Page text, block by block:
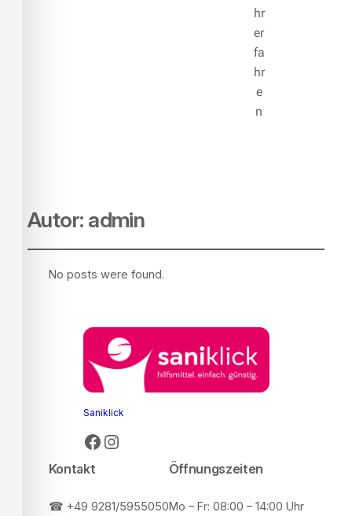
hr
er
fa
hr
e
n
Autor: admin
No posts were found.
Saniklick
Kontakt
☎ +49 9281/5955050
Öffnungszeiten
Mo – Fr: 08:00 – 14:00 Uhr